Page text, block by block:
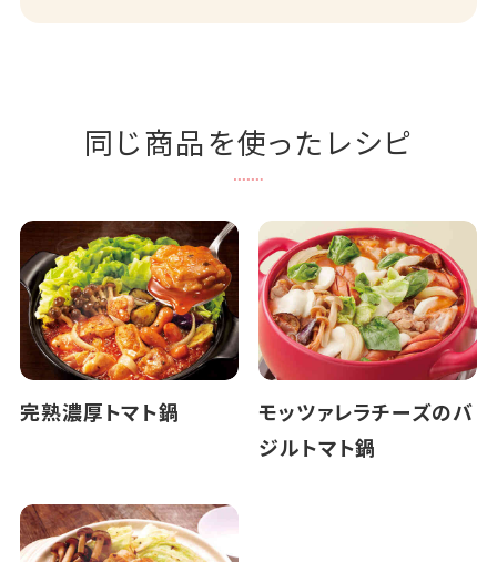
同じ商品を使ったレシピ
完熟濃厚トマト鍋
モッツァレラチーズのバ
ジルトマト鍋